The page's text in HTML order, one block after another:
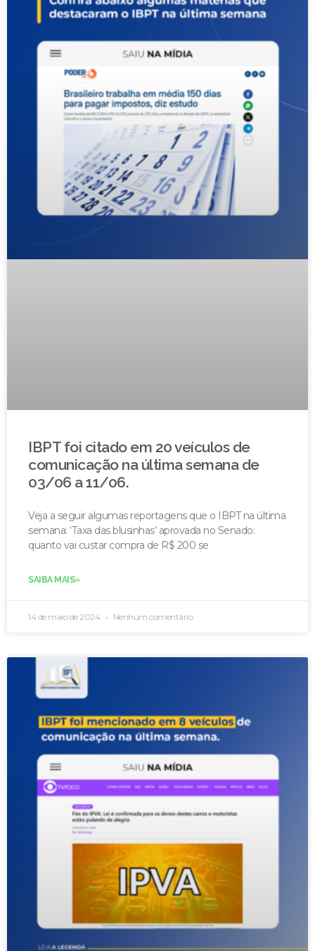
IBPT foi citado em 20 veículos de
comunicação na última semana de
03/06 a 11/06.
Veja a seguir algumas reportagens que o IBPT na última
semana: ‘Taxa das blusinhas’ aprovada no Senado:
quanto vai custar compra de R$ 200 se
SAIBA MAIS»
14 de maio de 2024 Nenhum comentário